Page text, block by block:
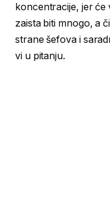
koncentracije, jer će
zaista biti mnogo, a
strane šefova i
vi u pitanju.